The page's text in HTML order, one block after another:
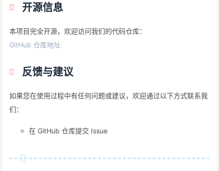
开源信息
本项目完全开源，欢迎访问我们的代码仓库：
GitHub 仓库地址
反馈与建议
如果您在使用过程中有任何问题或建议，欢迎通过以下方式联系我
们：
在 GitHub 仓库提交 Issue